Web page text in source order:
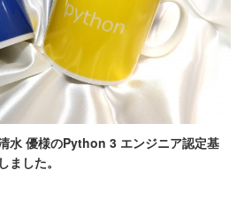
水 優様のPython 3 エンジニア認定基
した。